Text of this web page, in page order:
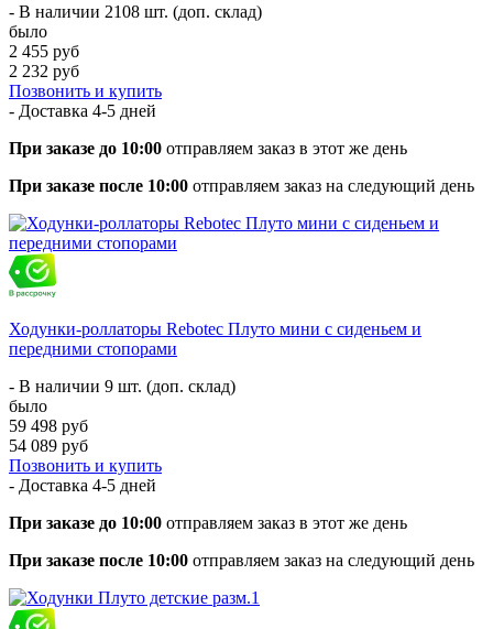
- В наличии 2108 шт. (доп. склад)
было
2 455 руб
2 232 руб
Позвонить и купить
- Доставка 4-5 дней
При заказе до 10:00 отправляем заказ в этот же день
При заказе после 10:00 отправляем заказ на следующий день
Ходунки-роллаторы Rebotec Плуто мини с сиденьем и
передними стопорами
- В наличии 9 шт. (доп. склад)
было
59 498 руб
54 089 руб
Позвонить и купить
- Доставка 4-5 дней
При заказе до 10:00 отправляем заказ в этот же день
При заказе после 10:00 отправляем заказ на следующий день